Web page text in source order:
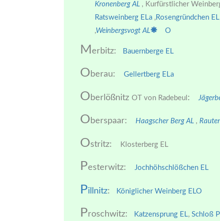
Kronenberg AL , Kurfürstlicher
Ratsweinberg ELa ,Rosengründchen EL
,Weinbergsvogt AL O
M erbitz: Bauernberge EL
Oberau: Gellertberg ELa
O berlößnitz OT von Radebeul :
Oberspaar: Haagscher Berg AL ,
Ostritz: Klosterberg EL
Pesterwitz: Jochhöhschlößchen EL
Pillnitz: Königlicher Weinberg ELO
Proschwitz: Katzensprung EL, Schloß